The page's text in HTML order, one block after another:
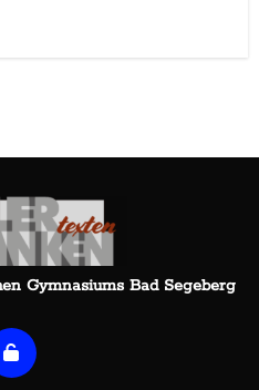
Gymnasiums Bad Segeberg